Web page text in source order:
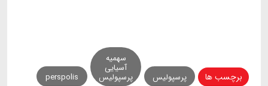
برچسب ها پرسپولیس
سهمیه
آسیایی
پرسپولیس perspolis